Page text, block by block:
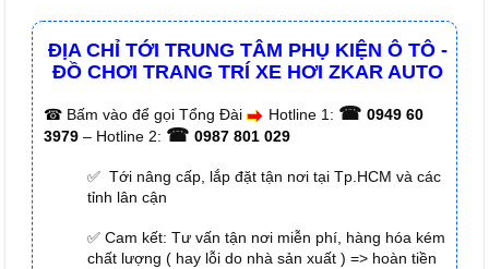
ĐỊA CHỈ TỚI TRUNG TÂM PHỤ KIỆN Ô TÔ -
ĐỒ CHƠI TRANG TRÍ XE HƠI ZKAR AUTO
☎ Bấm vào để gọi Tổng Đài Hotline 1: ☎ 0949 60
3979 – Hotline 2: ☎ 0987 801 029
✅ Tới nâng cấp, lắp đặt tận nơi tại Tp.HCM và các
tỉnh lân cận
✅ Cam kết: Tư vấn tận nơi miễn phí, hàng hóa kém
chất lượng ( hay lỗi do nhà sản xuất ) => hoàn tiền